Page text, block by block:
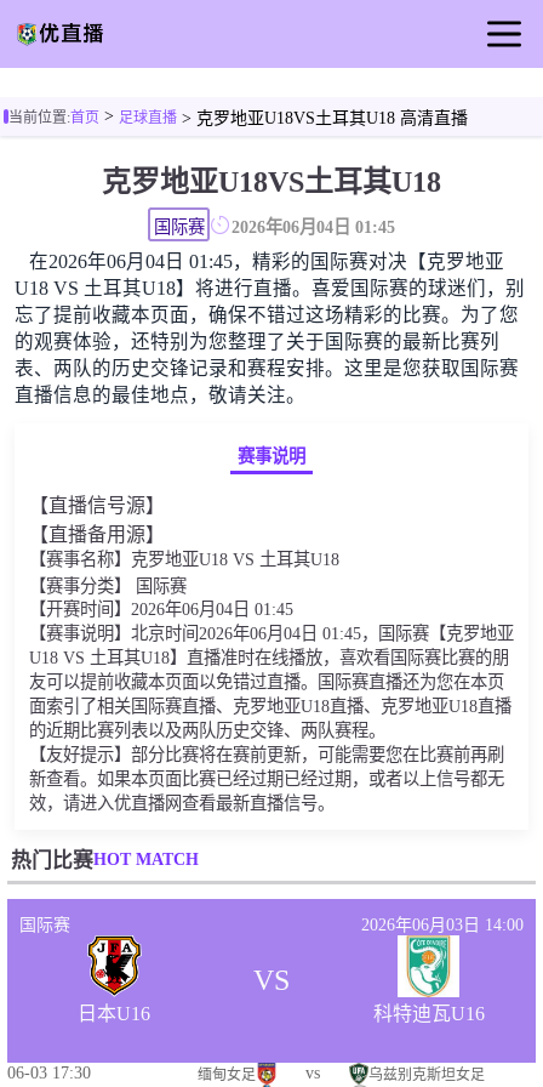
篮球直播
足球新闻
当前位置:首页> 足球直播> 克罗地亚U18VS土耳其U18 高清直播
克罗地亚U18VS土耳其U18
国际赛 2026年06月04日 01:45
在2026年06月04日 01:45，精彩的国际赛对决【克罗地亚
U18 VS 土耳其U18】将进行直播。喜爱国际赛的球迷们，别
忘了提前收藏本页面，确保不错过这场精彩的比赛。为了您
的观赛体验，还特别为您整理了关于国际赛的最新比赛列
表、两队的历史交锋记录和赛程安排。这里是您获取国际赛
直播信息的最佳地点，敬请关注。
赛事说明
【直播信号源】
【直播备用源】
【赛事名称】克罗地亚U18 VS 土耳其U18
【赛事分类】 国际赛
【开赛时间】2026年06月04日 01:45
【赛事说明】北京时间2026年06月04日 01:45，国际赛【克罗地亚
U18 VS 土耳其U18】直播准时在线播放，喜欢看国际赛比赛的朋
友可以提前收藏本页面以免错过直播。国际赛直播还为您在本页
面索引了相关国际赛直播、克罗地亚U18直播、克罗地亚U18直播
的近期比赛列表以及两队历史交锋、两队赛程。
【友好提示】部分比赛将在赛前更新，可能需要您在比赛前再刷
新查看。如果本页面比赛已经过期已经过期，或者以上信号都无
效，请进入优直播网查看最新直播信号。
热门比赛HOT MATCH
国际赛 2026年06月03日 14:00
日本U16
VS
科特迪瓦U16
06-03 17:30 缅甸女足 vs 乌兹别克斯坦女足